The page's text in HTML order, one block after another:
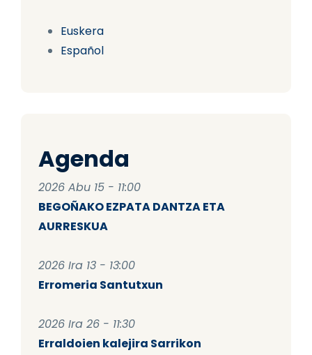
Euskera
Español
Agenda
2026 Abu 15 - 11:00
BEGOÑAKO EZPATA DANTZA ETA
AURRESKUA
2026 Ira 13 - 13:00
Erromeria Santutxun
2026 Ira 26 - 11:30
Erraldoien kalejira Sarrikon